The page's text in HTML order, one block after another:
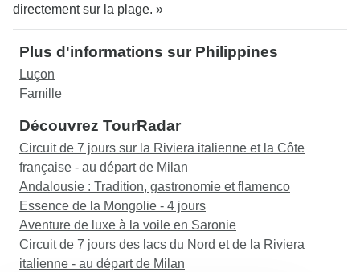
directement sur la plage. »
Plus d'informations sur Philippines
Luçon
Famille
Découvrez TourRadar
Circuit de 7 jours sur la Riviera italienne et la Côte
française - au départ de Milan
Andalousie : Tradition, gastronomie et flamenco
Essence de la Mongolie - 4 jours
Aventure de luxe à la voile en Saronie
Circuit de 7 jours des lacs du Nord et de la Riviera
italienne - au départ de Milan